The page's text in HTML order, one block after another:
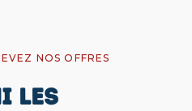
NOS OFFRES
LES